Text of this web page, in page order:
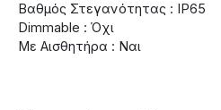
Βαθμός Στεγανότητας : IP65
Dimmable : Όχι
Με Αισθητήρα : Ναι